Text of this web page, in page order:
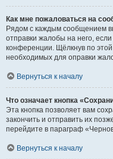
Как мне пожаловаться на
Рядом с каждым сообщением
отправки жалобы на него,
конференции. Щёлкнув по
необходимых для оправки
Вернуться к началу
Что означает кнопка
Эта кнопка позволяет вам
закончить и отправить их
перейдите в параграф
Вернуться к началу